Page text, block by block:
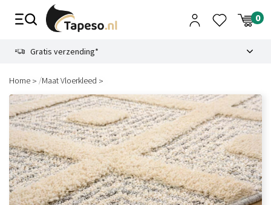
Gratis verzending*
Home /Maat Vloerkleed